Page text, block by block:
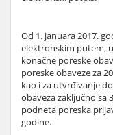
Od 1. januara 2017.
elektronskim putem,
konačne poreske
poreske obaveze za
kao i za utvrđivanje
obaveza zaključno sa
podneta poreska
godine.